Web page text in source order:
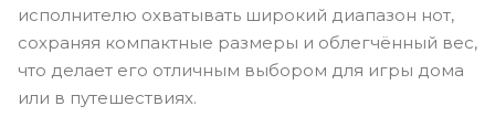
исполнителю охватывать широкий диапазон нот,
сохраняя компактные размеры и облегчённый вес,
что делает его отличным выбором для игры дома
или в путешествиях.